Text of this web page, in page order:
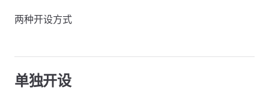
两种开设方式
单独开设